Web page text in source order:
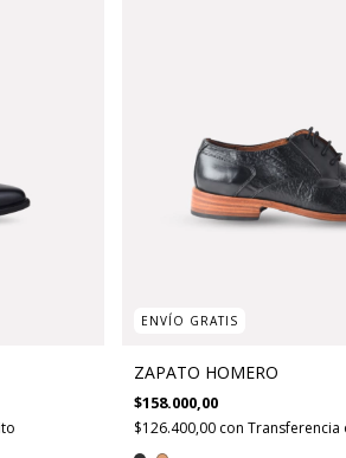
ENVÍO GRATIS
ZAPATO HOMERO
$158.000,00
$126.400,00 con